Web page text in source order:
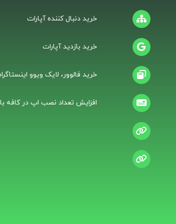
خرید دنبال کننده آپارات
خرید بازدید آپارات
خرید فالوور، لایک ویوو
افزایش تعداد نصب اپ در کافه